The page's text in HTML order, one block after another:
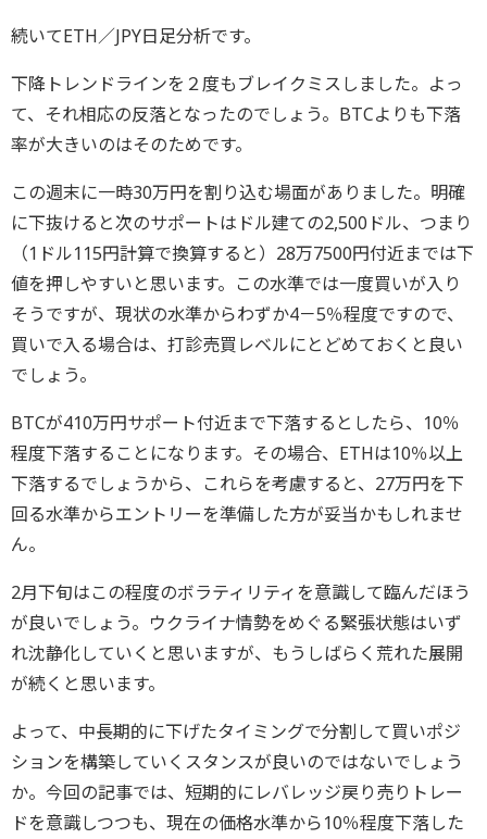
続いてETH／JPY日足分析です。
下降トレンドラインを２度もブレイクミスしました。よっ
て、それ相応の反落となったのでしょう。BTCよりも下落
率が大きいのはそのためです。
この週末に一時30万円を割り込む場面がありました。明確
に下抜けると次のサポートはドル建ての2,500ドル、つまり
（1ドル115円計算で換算すると）28万7500円付近までは下
値を押しやすいと思います。この水準では一度買いが入り
そうですが、現状の水準からわずか4－5％程度ですので、
買いで入る場合は、打診売買レベルにとどめておくと良い
でしょう。
BTCが410万円サポート付近まで下落するとしたら、10％
程度下落することになります。その場合、ETHは10％以上
下落するでしょうから、これらを考慮すると、27万円を下
回る水準からエントリーを準備した方が妥当かもしれませ
ん。
2月下旬はこの程度のボラティリティを意識して臨んだほう
が良いでしょう。ウクライナ情勢をめぐる緊張状態はいず
れ沈静化していくと思いますが、もうしばらく荒れた展開
が続くと思います。
よって、中長期的に下げたタイミングで分割して買いポジ
ションを構築していくスタンスが良いのではないでしょう
か。今回の記事では、短期的にレバレッジ戻り売りトレー
ドを意識しつつも、現在の価格水準から10％程度下落した